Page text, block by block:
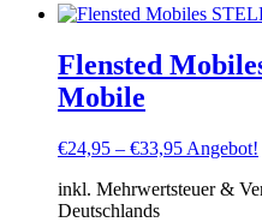
Flensted
Mobile
€24,95 – €33,95 Angebot!
inkl. Mehrwertsteuer &
Deutschlands